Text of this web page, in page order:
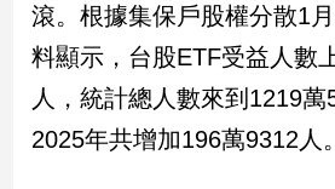
媒
體
投
滾。根據集保戶股權分散1
料顯示，台股ETF受益人數
人，統計總人數來到1219
2025年共增加196萬9312人。